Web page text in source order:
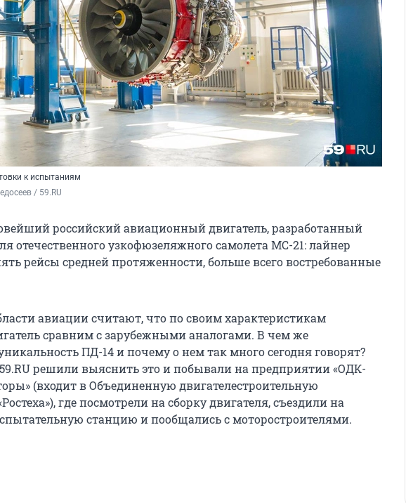
к испытаниям
/ 59.RU
российский авиационный двигатель, разработанный
отечественного узкофюзеляжного самолета МС-21: лайнер
рейсы средней протяженности, больше всего востребованные
авиации считают, что по своим характеристикам
сравним с зарубежными аналогами. В чем же
ПД-14 и почему о нем так много сегодня говорят?
решили выяснить это и побывали на предприятии «ОДК-
(входит в Объединенную двигателестроительную
где посмотрели на сборку двигателя, съездили на
станцию и пообщались с моторостроителями.